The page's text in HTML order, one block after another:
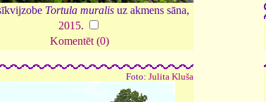
Tortula muralisuz akmens sāna,
2015.
Komentēt (0)
Foto: Julita Kluša